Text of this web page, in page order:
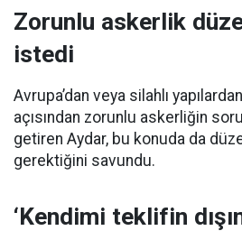
Zorunlu askerlik
istedi
Avrupa’dan veya silahlı
açısından zorunlu askerliğin
getiren Aydar, bu konuda da
gerektiğini savundu.
‘Kendimi teklifin